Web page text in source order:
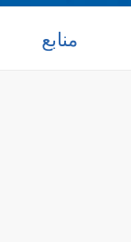
منابع